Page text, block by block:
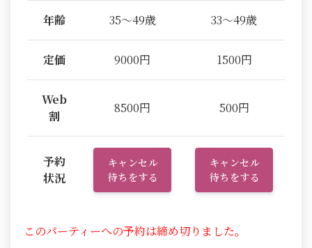
年齢 35～49歳 33～49歳
定価 9000円 1500円
Web
割
8500円 500円
予約
状況
キャンセル
待ちをする
キャンセル
待ちをする
このパーティーへの予約は締め切りました。